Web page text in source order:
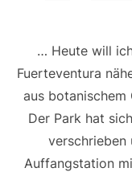
… Heute will
Fuerteventura
aus botanischem
Der Park hat
verschrieben
Auffangstation